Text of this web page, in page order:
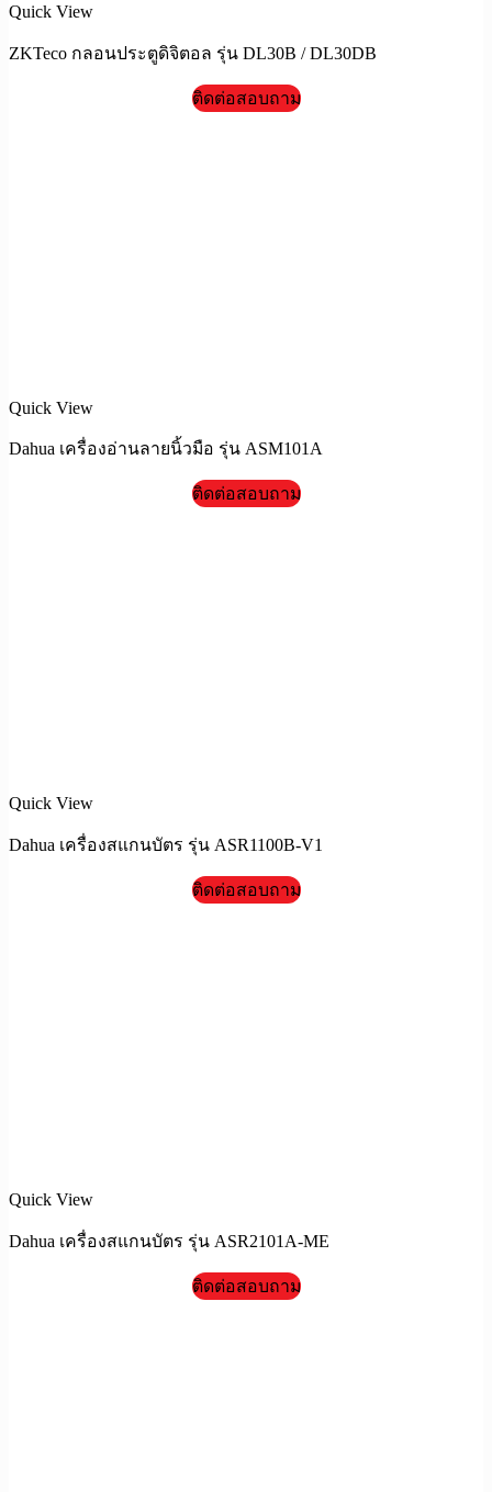
Quick View
ZKTeco กลอนประตูดิจิตอล รุ่น DL30B / DL30DB
ติดต่อสอบถาม
Quick View
Dahua เครื่องอ่านลายนิ้วมือ รุ่น ASM101A
ติดต่อสอบถาม
Quick View
Dahua เครื่องสแกนบัตร รุ่น ASR1100B-V1
ติดต่อสอบถาม
Quick View
Dahua เครื่องสแกนบัตร รุ่น ASR2101A-ME
ติดต่อสอบถาม